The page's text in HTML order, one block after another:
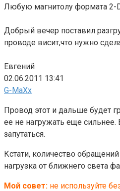
Любую магнитолу формата 2-
Добрый вечер поставил
проводе висит,что нужно
Евгений
02.06.2011 13:41
G-MaXx
Провод этот и дальше будет
ее не нагружать еще
запутаться.
Кстати, количество
нагрузка от ближнего света
Мой совет: не используйте